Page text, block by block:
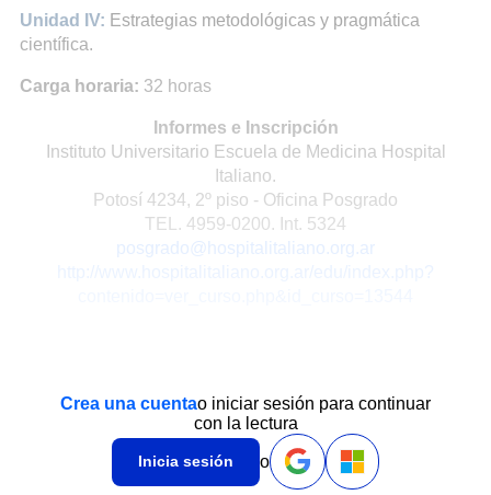
Unidad IV: Estrategias metodológicas y pragmática
científica.
Carga horaria: 32 horas
Informes e Inscripción
Instituto Universitario Escuela de Medicina Hospital
Italiano.
Potosí 4234, 2º piso - Oficina Posgrado
TEL. 4959-0200. Int. 5324
posgrado@hospitalitaliano.org.ar
Crea una cuentao iniciar sesión para continuar
con la lectura
Inicia sesión o